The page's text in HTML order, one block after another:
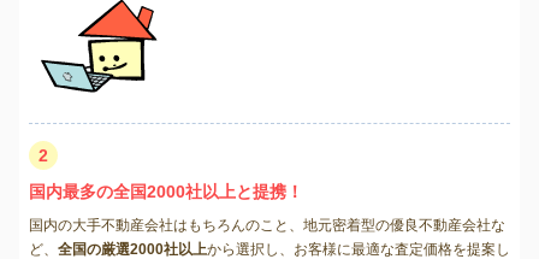
2
国内最多の全国2000社以上と提携！
国内の大手不動産会社はもちろんのこと、地元密着型の優良不動産会社な
ど、 全国の厳選2000社以上から選択し、お客様に最適な査定価格を提案し